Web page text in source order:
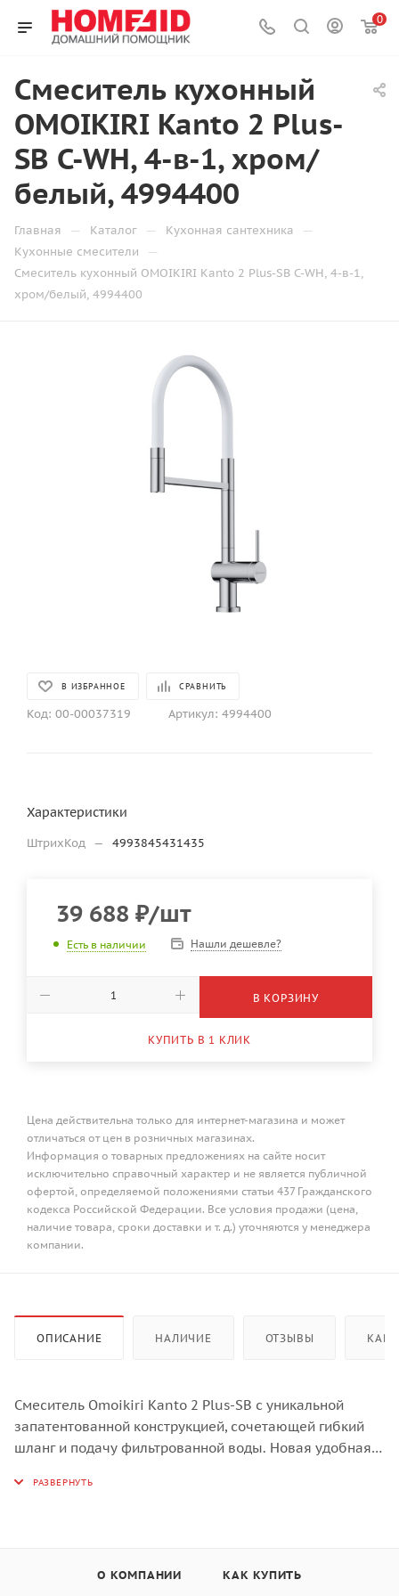
0
Смеситель кухонный
OMOIKIRI Kanto 2 Plus-
SB C-WH, 4-в-1, хром/
белый, 4994400
Главная — Каталог — Кухонная сантехника —
Кухонные смесители —
Смеситель кухонный OMOIKIRI Kanto 2 Plus-SB C-WH, 4-в-1,
хром/белый, 4994400
В ИЗБРАННОЕ СРАВНИТЬ
Код: 00-00037319 Артикул: 4994400
Характеристики
ШтрихКод — 4993845431435
39 688 ₽/шт
Есть в наличии Нашли дешевле?
В КОРЗИНУ
КУПИТЬ В 1 КЛИК
Цена действительна только для интернет-магазина и может
отличаться от цен в розничных магазинах.
Информация о товарных предложениях на сайте носит
исключительно справочный характер и не является публичной
офертой, определяемой положениями статьи 437 Гражданского
кодекса Российской Федерации. Все условия продажи (цена,
наличие товара, сроки доставки и т. д.) уточняются у менеджера
компании.
ОПИСАНИЕ НАЛИЧИЕ ОТЗЫВЫ КАК
Смеситель Omoikiri Kanto 2 Plus-SB c уникальной
запатентованной конструкцией, сочетающей гибкий
шланг и подачу фильтрованной воды. Новая удобная
возможность переключать воду с водопроводной на
холодной и питьевой водой.
О КОМПАНИИ КАК КУПИТЬ